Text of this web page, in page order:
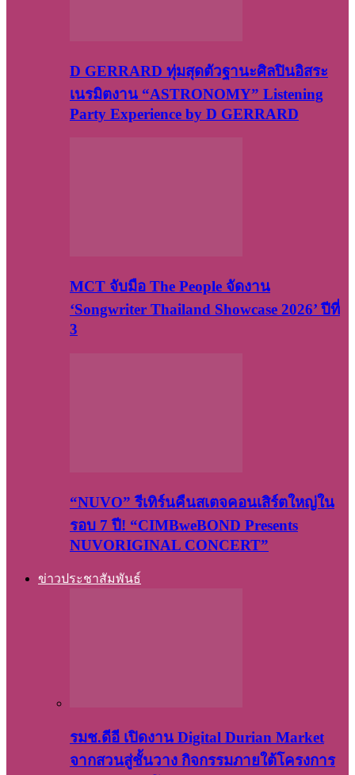
D GERRARD ทุ่มสุดตัวฐานะศิลปินอิสระ
เนรมิตงาน “ASTRONOMY” Listening
Party Experience by D GERRARD
MCT จับมือ The People จัดงาน
‘Songwriter Thailand Showcase 2026’ ปีที่
3
“NUVO” รีเทิร์นคืนสเตจคอนเสิร์ตใหญ่ใน
รอบ 7 ปี! “CIMBweBOND Presents
NUVORIGINAL CONCERT”
ข่าวประชาสัมพันธ์
รมช.ดีอี เปิดงาน Digital Durian Market
จากสวนสู่ชั้นวาง กิจกรรมภายใต้โครงการ